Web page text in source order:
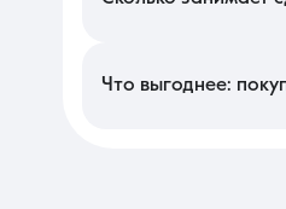
Что выгоднее:
позволяя изучить разные